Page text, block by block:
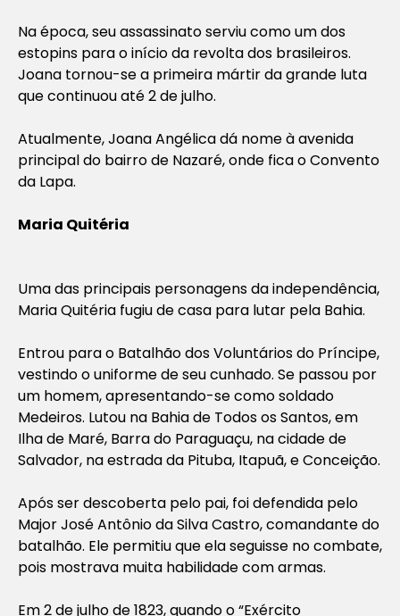
Na época, seu assassinato serviu como um dos
estopins para o início da revolta dos brasileiros.
Joana tornou-se a primeira mártir da grande luta
que continuou até 2 de julho.
Atualmente, Joana Angélica dá nome à avenida
principal do bairro de Nazaré, onde fica o Convento
da Lapa.
Maria Quitéria
Uma das principais personagens da independência,
Maria Quitéria fugiu de casa para lutar pela Bahia.
Entrou para o Batalhão dos Voluntários do Príncipe,
vestindo o uniforme de seu cunhado. Se passou por
um homem, apresentando-se como soldado
Medeiros. Lutou na Bahia de Todos os Santos, em
Ilha de Maré, Barra do Paraguaçu, na cidade de
Salvador, na estrada da Pituba, Itapuã, e Conceição.
Após ser descoberta pelo pai, foi defendida pelo
Major José Antônio da Silva Castro, comandante do
batalhão. Ele permitiu que ela seguisse no combate,
pois mostrava muita habilidade com armas.
Em 2 de julho de 1823, quando o “Exército